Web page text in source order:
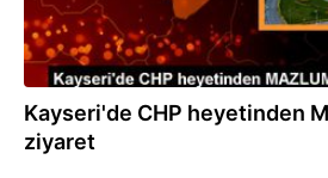
Kayseri'de CHP heyetinden
ziyaret